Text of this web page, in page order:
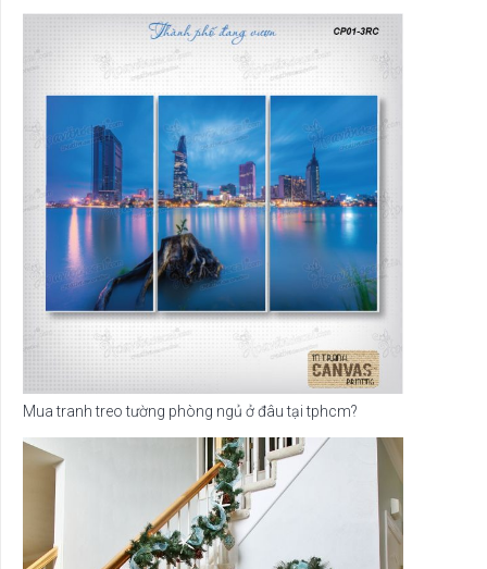
Mua tranh treo tường phòng ngủ ở đâu tại tphcm?